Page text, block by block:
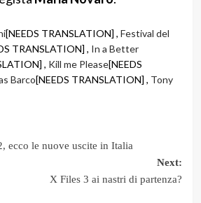
[NEEDS TRANSLATION] , Festival del
TRANSLATION] , In a Better
, Kill me Please[NEEDS
Barco[NEEDS TRANSLATION] , Tony
ecco le nuove uscite in Italia
Next:
X Files 3 ai nastri di partenza?